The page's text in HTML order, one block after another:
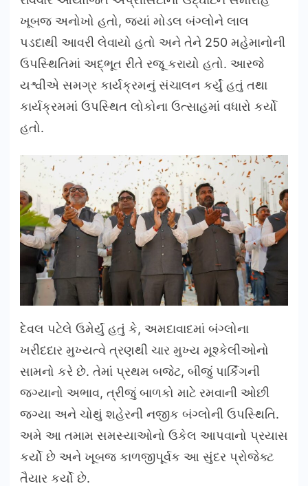
ખૂબજ અનોખો હતો, જ્યાં મોડલ બંગ્લોને લાલ
પડદાથી આવરી લેવાયો હતો અને તેને 250 મહેમાનોની
ઉપસ્થિતિમાં અદ્ભૂત રીતે રજૂ કરાયો હતો. આરજે
યશ્વીએ સમગ્ર કાર્યક્રમનું સંચાલન કર્યું હતું તથા
કાર્યક્રમમાં ઉપસ્થિત લોકોના ઉત્સાહમાં વધારો કર્યો
હતો.
દેવલ પટેલે ઉમેર્યું હતું કે, અમદાવાદમાં બંગ્લોના
ખરીદદાર મુખ્યત્વે ત્રણથી ચાર મુખ્ય મૂશ્કેલીઓનો
સામનો કરે છે. તેમાં પ્રથમ બજેટ, બીજું પાર્કિંગની
જગ્યાનો અભાવ, ત્રીજું બાળકો માટે રમવાની ઓછી
જગ્યા અને ચોથું શહેરની નજીક બંગ્લોની ઉપસ્થિતિ.
અમે આ તમામ સમસ્યાઓનો ઉકેલ આપવાનો પ્રયાસ
કર્યો છે અને ખૂબજ કાળજીપૂર્વક આ સુંદર પ્રોજેક્ટ
તૈયાર કર્યો છે.